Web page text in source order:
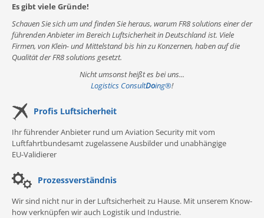
Es gibt viele Gründe!
Schauen Sie sich um und finden Sie heraus, warum FR8 solutions einer der
führenden Anbieter im Bereich Luftsicherheit in Deutschland ist. Viele
Firmen, von Klein- und Mittelstand bis hin zu Konzernen, haben auf die
Qualität der FR8 solutions gesetzt.
Nicht umsonst heißt es bei uns...
Logistics ConsultDoing®!
Profis Luftsicherheit
Ihr führender Anbieter rund um Aviation Security mit vom
Luftfahrtbundesamt zugelassene Ausbilder und unabhängige
EU-Validierer
Prozessverständnis
Wir sind nicht nur in der Luftsicherheit zu Hause. Mit unserem Know-
how verknüpfen wir auch Logistik und Industrie.